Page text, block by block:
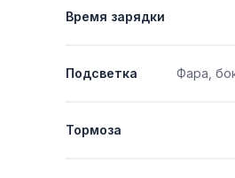
Время зарядки
Фара,
Подсветка
Тормоза